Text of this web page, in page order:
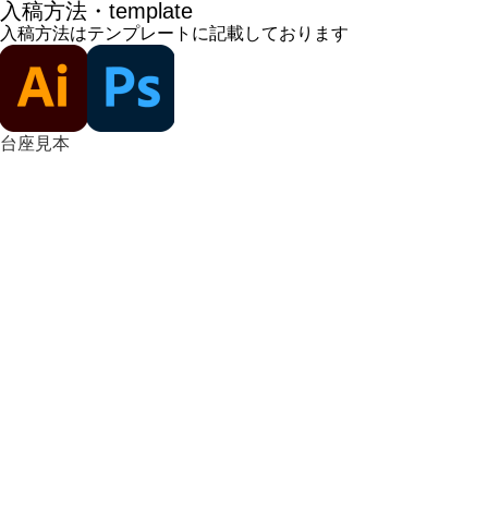
入稿方法・template
入稿方法はテンプレートに記載しております
台座見本